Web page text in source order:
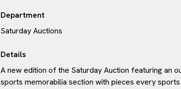
Department
Saturday Auctions
Details
A new edition of the Saturday Auction featuring an
sports memorabilia section with pieces every